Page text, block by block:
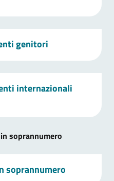
genitori
internazionali
soprannumero
soprannumero